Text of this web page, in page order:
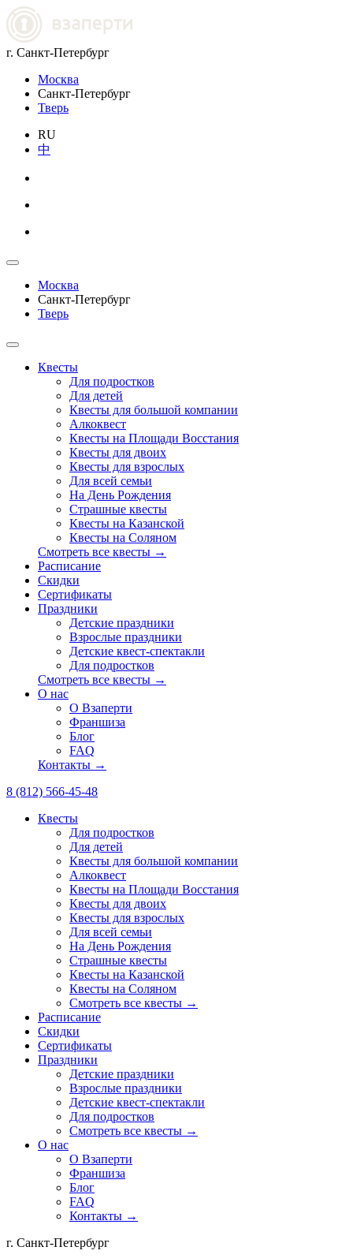
г. Санкт-Петербург
Москва
Санкт-Петербург
Тверь
RU
中
Москва
Санкт-Петербург
Тверь
Квесты
Для подростков
Для детей
Квесты для большой компании
Алкоквест
Квесты на Площади Восстания
Квесты для двоих
Квесты для взрослых
Для всей семьи
На День Рождения
Страшные квесты
Квесты на Казанской
Квесты на Соляном
Смотреть все квесты →
Расписание
Скидки
Сертификаты
Праздники
Детские праздники
Взрослые праздники
Детские квест-спектакли
Для подростков
Смотреть все квесты →
О нас
О Взаперти
Франшиза
Блог
FAQ
Контакты →
8 (812) 566-45-48
Квесты
Для подростков
Для детей
Квесты для большой компании
Алкоквест
Квесты на Площади Восстания
Квесты для двоих
Квесты для взрослых
Для всей семьи
На День Рождения
Страшные квесты
Квесты на Казанской
Квесты на Соляном
Смотреть все квесты →
Расписание
Скидки
Сертификаты
Праздники
Детские праздники
Взрослые праздники
Детские квест-спектакли
Для подростков
Смотреть все квесты →
О нас
О Взаперти
Франшиза
Блог
FAQ
Контакты →
г. Санкт-Петербург